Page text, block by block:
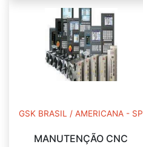
GSK BRASIL / AMERICANA - SP
MANUTENÇÃO CNC